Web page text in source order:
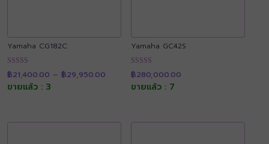
Yamaha CG182C
ให้คะแนน
4.92
ตั้งแต่ 1-5
฿21,400.00 – ฿29,950.00
฿21,400.00
through
ขายแล้ว : 3
Yamaha GC42S
ให้คะแนน
4.90
ตั้งแต่ 1-5
฿280,000.00
ขายแล้ว : 7